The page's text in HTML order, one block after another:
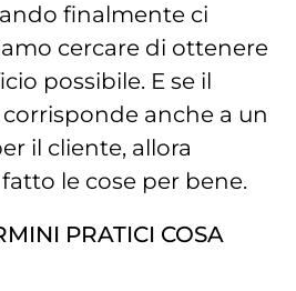
finalmente ci
cercare di ottenere
possibile. E se il
anche a un
il cliente, allora
le cose per bene.
PRATICI COSA